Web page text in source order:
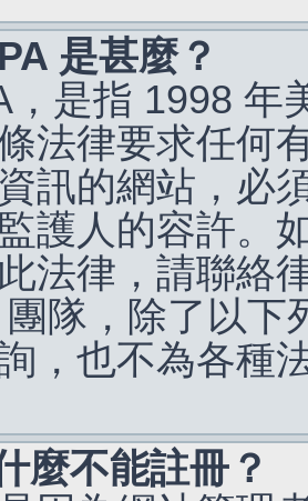
是甚麼？
，是指 1998 年
法律要求任何
訊的網站，必
護人的容許。
法律，請聯絡
隊，除了以下
，也不為各種
麼不能註冊？